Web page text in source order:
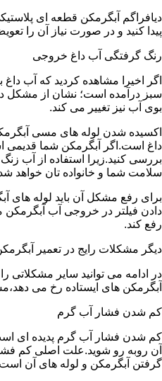
دیافراگم آبگرمکن قطعه ای
پیدا کنید و در صورت نیاز آن را
رنگ گرفتگی آب داغ خروجی
اگر اخیرا مشاهده کردید که آب
سبز درآمده است؛ نشان از
بوی آب نیز تغییر می کند.
اکسیده شدن لوله های مسی
داغ است.اگر آبگرمکن شما قدیمی
بررسی کنید.زیرا استفاده از آب
سلامت شما و خانواده تان خواهد
برای رفع مشکل آن باید لوله های
دادن فیلتر در خروجی آب
رفع کند.
دیگر مشکلات رایج در تعمیر
در ادامه می توانید سایر مشکلاتی
آبگرمکن های ایستاده رخ می
کم شدن فشار آب گرم
کم شدن فشار آب گرم پدیده ای
آن روبه رو شوید.علت اصلی کم
گرفتن آبگرمکن و لوله های آن